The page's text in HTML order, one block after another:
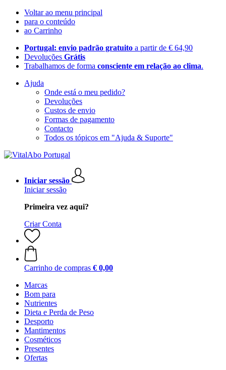
Voltar ao menu principal
para o conteúdo
ao Carrinho
Portugal: envio padrão gratuito a partir de € 64,90
Devoluções Grátis
Trabalhamos de forma consciente em relação ao clima.
Ajuda
Onde está o meu pedido?
Devoluções
Custos de envio
Formas de pagamento
Contacto
Todos os tópicos em "Ajuda & Suporte"
Iniciar sessão
Iniciar sessão
Primeira vez aqui?
Criar Conta
Carrinho de compras € 0,00
Marcas
Bom para
Nutrientes
Dieta e Perda de Peso
Desporto
Mantimentos
Cosméticos
Presentes
Ofertas